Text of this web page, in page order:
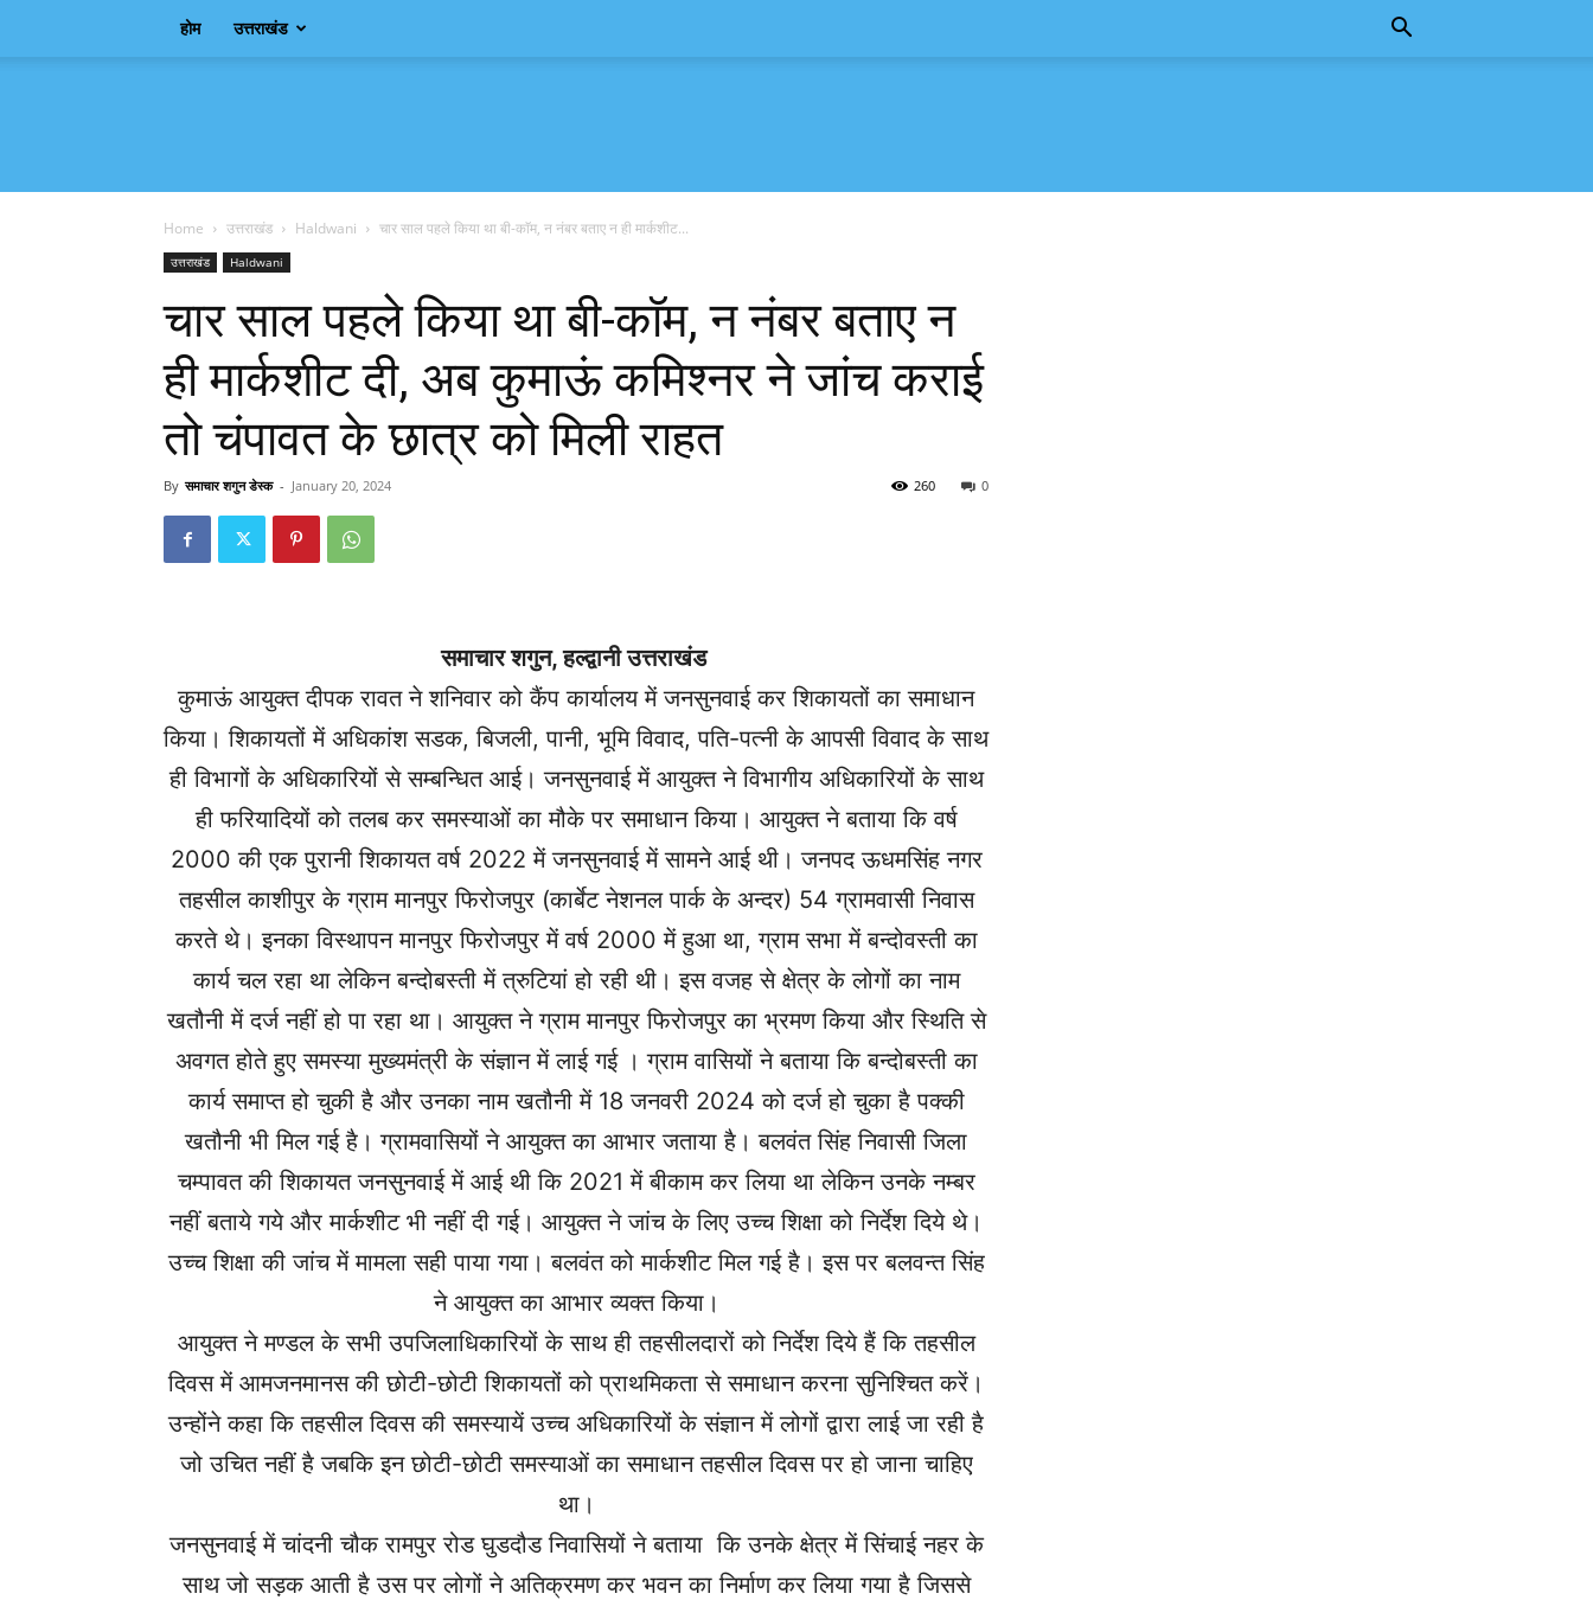
होम उत्तराखंड
Home उत्तराखंड Haldwani चार साल पहले किया था बी-काॅम, न नंबर बताए न ही मार्कशीट...
उत्तराखंड Haldwani
चार साल पहले किया था बी-काॅम, न नंबर बताए न
ही मार्कशीट दी, अब कुमाऊं कमिश्नर ने जांच कराई
तो चंपावत के छात्र को मिली राहत
By समाचार शगुन डेस्क - January 20, 2024 0
260
समाचार शगुन, हल्द्वानी उत्तराखंड
कुमाऊं आयुक्त दीपक रावत ने शनिवार को कैंप कार्यालय में जनसुनवाई कर शिकायतों का समाधान
किया। शिकायतों में अधिकांश सडक, बिजली, पानी, भूमि विवाद, पति-पत्नी के आपसी विवाद के साथ
ही विभागों के अधिकारियों से सम्बन्धित आई। जनसुनवाई में आयुक्त ने विभागीय अधिकारियों के साथ
ही फरियादियों को तलब कर समस्याओं का मौके पर समाधान किया। आयुक्त ने बताया कि वर्ष
2000 की एक पुरानी शिकायत वर्ष 2022 में जनसुनवाई में सामने आई थी। जनपद ऊधमसिंह नगर
तहसील काशीपुर के ग्राम मानपुर फिरोजपुर (कार्बेट नेशनल पार्क के अन्दर) 54 ग्रामवासी निवास
करते थे। इनका विस्थापन मानपुर फिरोजपुर में वर्ष 2000 में हुआ था, ग्राम सभा में बन्दोवस्ती का
कार्य चल रहा था लेकिन बन्दोबस्ती में त्रुटियां हो रही थी। इस वजह से क्षेत्र के लोगों का नाम
खतौनी में दर्ज नहीं हो पा रहा था। आयुक्त ने ग्राम मानपुर फिरोजपुर का भ्रमण किया और स्थिति से
अवगत होते हुए समस्या मुख्यमंत्री के संज्ञान में लाई गई । ग्राम वासियों ने बताया कि बन्दोबस्ती का
कार्य समाप्त हो चुकी है और उनका नाम खतौनी में 18 जनवरी 2024 को दर्ज हो चुका है पक्की
खतौनी भी मिल गई है। ग्रामवासियों ने आयुक्त का आभार जताया है। बलवंत सिंह निवासी जिला
चम्पावत की शिकायत जनसुनवाई में आई थी कि 2021 में बीकाम कर लिया था लेकिन उनके नम्बर
नहीं बताये गये और मार्कशीट भी नहीं दी गई। आयुक्त ने जांच के लिए उच्च शिक्षा को निर्देश दिये थे।
उच्च शिक्षा की जांच में मामला सही पाया गया। बलवंत को मार्कशीट मिल गई है। इस पर बलवन्त सिंह
ने आयुक्त का आभार व्यक्त किया।
आयुक्त ने मण्डल के सभी उपजिलाधिकारियों के साथ ही तहसीलदारों को निर्देश दिये हैं कि तहसील
दिवस में आमजनमानस की छोटी-छोटी शिकायतों को प्राथमिकता से समाधान करना सुनिश्चित करें।
उन्होंने कहा कि तहसील दिवस की समस्यायें उच्च अधिकारियों के संज्ञान में लोगों द्वारा लाई जा रही है
जो उचित नहीं है जबकि इन छोटी-छोटी समस्याओं का समाधान तहसील दिवस पर हो जाना चाहिए
था।
जनसुनवाई में चांदनी चौक रामपुर रोड घुडदौड निवासियों ने बताया कि उनके क्षेत्र में सिंचाई नहर के
साथ जो सड़क आती है उस पर लोगों ‌ने अतिक्रमण कर भवन का निर्माण कर लिया गया है जिससे